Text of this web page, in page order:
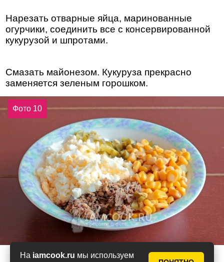
На iamcook.ru мы используем
Нарезать отварные яйца, маринованные
огурчики, соединить все с консервированной
кукурузой и шпротами.
Смазать майонезом. Кукуруза прекрасно
заменяется зеленым горошком.
Фото 10